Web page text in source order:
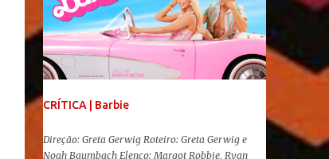
CRÍTICA | Barbie
Direção: Greta Gerwig Roteiro: Greta Gerwig e
Noah Baumbach Elenco: Margot Robbie, Ryan